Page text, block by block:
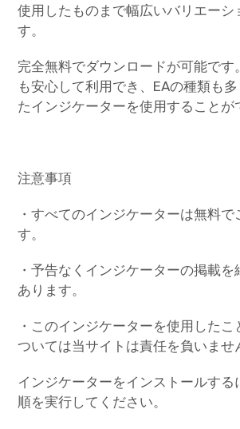
使用したものまで幅広いバリエーシ
す。
完全無料でダウンロードが可能です
も安心して利用でき、EAの種類も
たインジケーターを使用することが
注意事項
・すべてのインジケーターは無料で
す。
・予告なくインジケーターの掲載
あります。
・このインジケーターを使用した
ついては当サイトは責任を負いませ
インジケーターをインストールする
順を実行してください。